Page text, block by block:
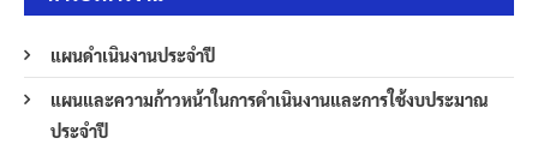
แผนดำเนินงานประจำปี
แผนและความก้าวหน้าในการดำเนินงานและการใช้งบประมาณ
ประจำปี